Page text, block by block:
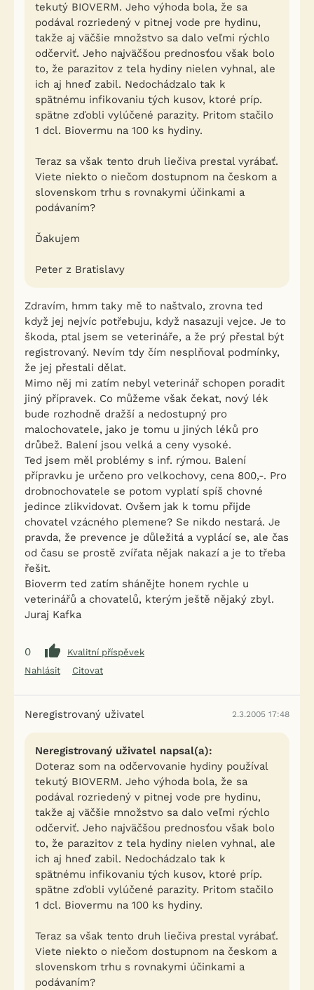
tekutý BIOVERM. Jeho výhoda bola, že sa
podával rozriedený v pitnej vode pre hydinu,
takže aj väčšie množstvo sa dalo veľmi rýchlo
odčerviť. Jeho najväčšou prednosťou však bolo
to, že parazitov z tela hydiny nielen vyhnal, ale
ich aj hneď zabil. Nedochádzalo tak k
spätnému infikovaniu tých kusov, ktoré príp.
spätne zďobli vylúčené parazity. Pritom stačilo
1 dcl. Biovermu na 100 ks hydiny.
Teraz sa však tento druh liečiva prestal vyrábať.
Viete niekto o niečom dostupnom na českom a
slovenskom trhu s rovnakymi účinkami a
podávaním?
Ďakujem
Peter z Bratislavy
Zdravím, hmm taky mě to naštvalo, zrovna ted
když jej nejvíc potřebuju, když nasazuji vejce. Je to
škoda, ptal jsem se veterináře, a že prý přestal být
registrovaný. Nevím tdy čím nesplňoval podmínky,
že jej přestali dělat.
Mimo něj mi zatím nebyl veterinář schopen poradit
jiný přípravek. Co můžeme však čekat, nový lék
bude rozhodně dražší a nedostupný pro
malochovatele, jako je tomu u jiných léků pro
drůbež. Balení jsou velká a ceny vysoké.
Ted jsem měl problémy s inf. rýmou. Balení
přípravku je určeno pro velkochovy, cena 800,-. Pro
drobnochovatele se potom vyplatí spíš chovné
jedince zlikvidovat. Ovšem jak k tomu přijde
chovatel vzácného plemene? Se nikdo nestará. Je
pravda, že prevence je důležitá a vyplácí se, ale čas
od času se prostě zvířata nějak nakazí a je to třeba
řešit.
Bioverm ted zatím shánějte honem rychle u
veterinářů a chovatelů, kterým ještě nějaký zbyl.
Juraj Kafka
0
Kvalitní příspěvek
Nahlásit
Citovat
Neregistrovaný uživatel 2.3.2005 17:48
Neregistrovaný uživatel napsal(a):
Doteraz som na odčervovanie hydiny používal
tekutý BIOVERM. Jeho výhoda bola, že sa
podával rozriedený v pitnej vode pre hydinu,
takže aj väčšie množstvo sa dalo veľmi rýchlo
odčerviť. Jeho najväčšou prednosťou však bolo
to, že parazitov z tela hydiny nielen vyhnal, ale
ich aj hneď zabil. Nedochádzalo tak k
spätnému infikovaniu tých kusov, ktoré príp.
spätne zďobli vylúčené parazity. Pritom stačilo
1 dcl. Biovermu na 100 ks hydiny.
Teraz sa však tento druh liečiva prestal vyrábať.
Viete niekto o niečom dostupnom na českom a
slovenskom trhu s rovnakymi účinkami a
podávaním?